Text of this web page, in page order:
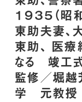
１９３５（
東助夫妻、
東助、 医
なる 竣工
監修／堀
学 元教授